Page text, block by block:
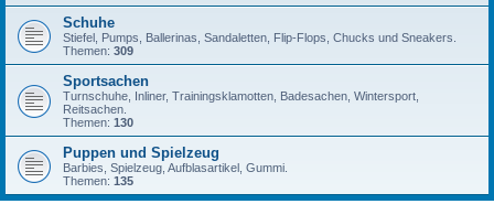
Schuhe
Stiefel, Pumps, Ballerinas, Sandaletten, Flip-Flops, Chucks und Sneakers.
Themen: 309
Sportsachen
Turnschuhe, Inliner, Trainingsklamotten, Badesachen, Wintersport,
Reitsachen.
Themen: 130
Puppen und Spielzeug
Barbies, Spielzeug, Aufblasartikel, Gummi.
Themen: 135